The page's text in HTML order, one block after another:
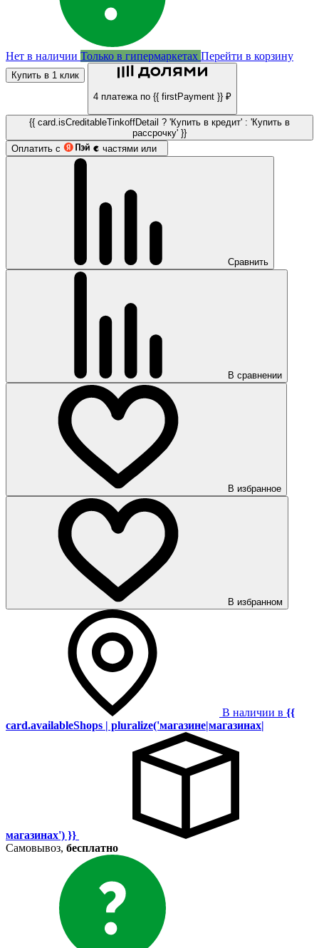
Нет в наличии Только в гипермаркетах Перейти в корзину
Купить в 1 клик
4 платежа по {{ firstPayment }} ₽
{{ card.isCreditableTinkoffDetail ? 'Купить в кредит' : 'Купить в
рассрочку' }}
Оплатить с
частями или
Сравнить
В сравнении
В избранное
В избранном
В наличии в {{
card.availableShops | pluralize('магазине|магазинах|
магазинах') }}
Самовывоз, бесплатно